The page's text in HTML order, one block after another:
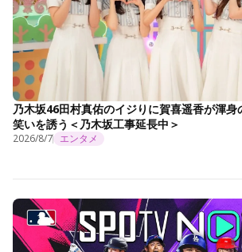
乃木坂46田村真佑のイジりに賀喜遥香が渾身
笑いを誘う＜乃木坂工事延長中＞
2026/8/7 エンタメ